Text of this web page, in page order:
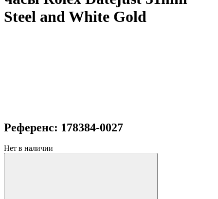
Steel and White Gold
Референс: 178384-0027
Нет в наличии